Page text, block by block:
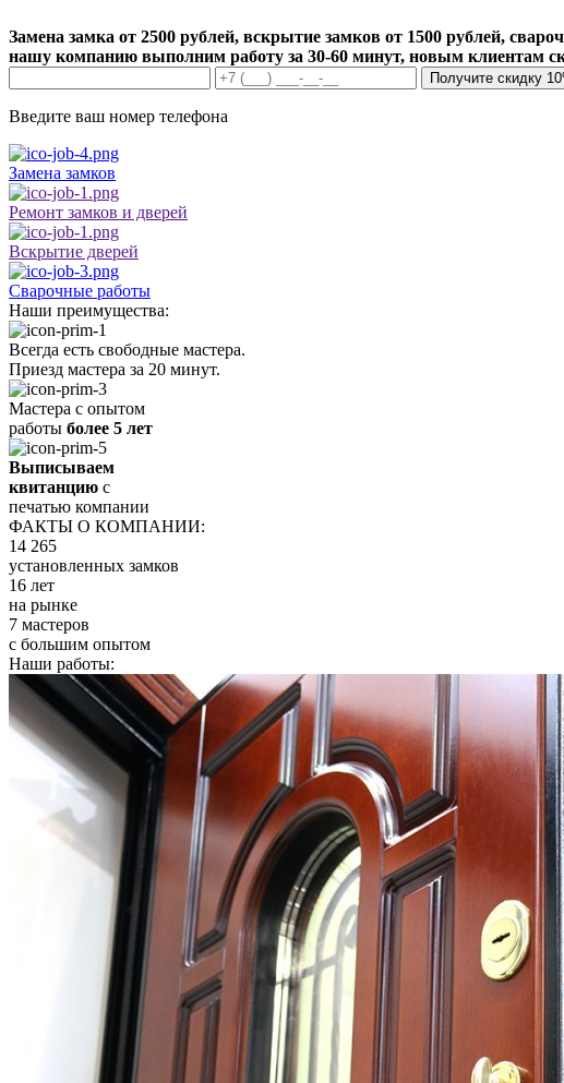
Замена замка от 2500 рублей, вскрытие замков от 1500 рублей,
нашу компанию выполним работу за 30-60 минут, новым клиентам
Получите скидку
Введите ваш номер телефона
Замена замков
Ремонт замков и дверей
Вскрытие дверей
Сварочные работы
Наши преимущества:
Всегда есть свободные мастера.
Приезд мастера за 20 минут.
Мастера с опытом
работы более 5 лет
Выписываем
квитанцию с
печатью компании
ФАКТЫ О КОМПАНИИ:
14 265
установленных замков
16 лет
на рынке
7 мастеров
с большим опытом
Наши работы: